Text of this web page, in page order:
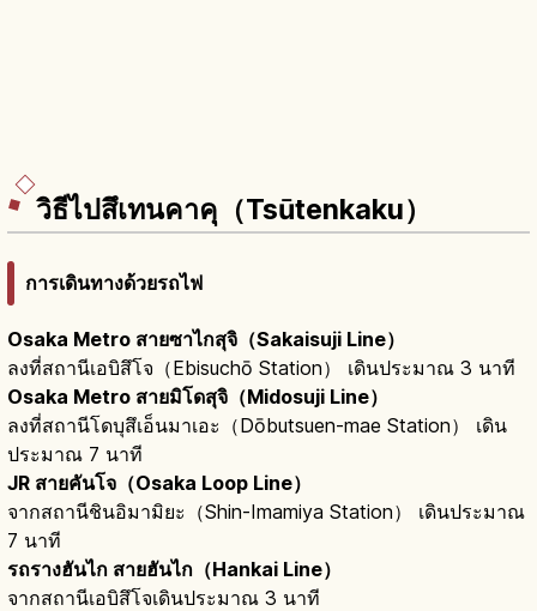
วิธีไปสึเทนคาคุ（Tsūtenkaku）
การเดินทางด้วยรถไฟ
Osaka Metro สายซาไกสุจิ（Sakaisuji Line）
ลงที่สถานีเอบิสึโจ（Ebisuchō Station） เดินประมาณ 3 นาที
Osaka Metro สายมิโดสุจิ（Midosuji Line）
ลงที่สถานีโดบุสึเอ็นมาเอะ（Dōbutsuen-mae Station） เดิน
ประมาณ 7 นาที
JR สายคันโจ（Osaka Loop Line）
จากสถานีชินอิมามิยะ（Shin-Imamiya Station） เดินประมาณ
7 นาที
รถรางฮันไก สายฮันไก（Hankai Line）
จากสถานีเอบิสึโจเดินประมาณ 3 นาที